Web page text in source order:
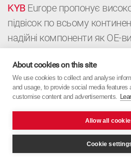
KYBEurope пропонує
підвісок по всьому
надійні компоненти як ОЕ-
автомайстерням для
обслуговування
японської точності з
About cookies on this site
We use cookies to collect and analyse
and usage, to provide social media features
customise content and advertisements.
Allow all
Cookie